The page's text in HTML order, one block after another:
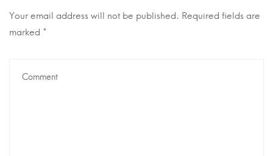
Your email address will not be published. Required fields are
marked *